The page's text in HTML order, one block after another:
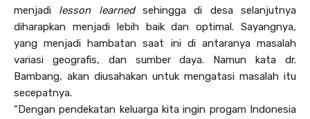
menjadi lesson learnedsehingga di desa selanjutnya
diharapkan menjadi lebih baik dan optimal. Sayangnya,
yang menjadi hambatan saat ini di antaranya masalah
variasi geografis, dan sumber daya. Namun kata dr.
Bambang, akan diusahakan untuk mengatasi masalah itu
secepatnya.
“Dengan pendekatan keluarga kita ingin progam Indonesia